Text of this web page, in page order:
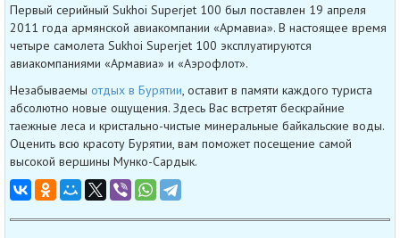
Первый серийный Sukhoi Superjet 100 был поставлен 19 апреля
2011 года армянской авиакомпании «Армавиа». В настоящее время
четыре самолета Sukhoi Superjet 100 эксплуатируются
авиакомпаниями «Армавиа» и «Аэрофлот».
Незабываемы отдых в Бурятии, оставит в памяти каждого туриста
абсолютно новые ощущения. Здесь Вас встретят бескрайние
таежные леса и кристально-чистые минеральные байкальские воды.
Оценить всю красоту Бурятии, вам поможет посещение самой
высокой вершины Мунко-Сардык.